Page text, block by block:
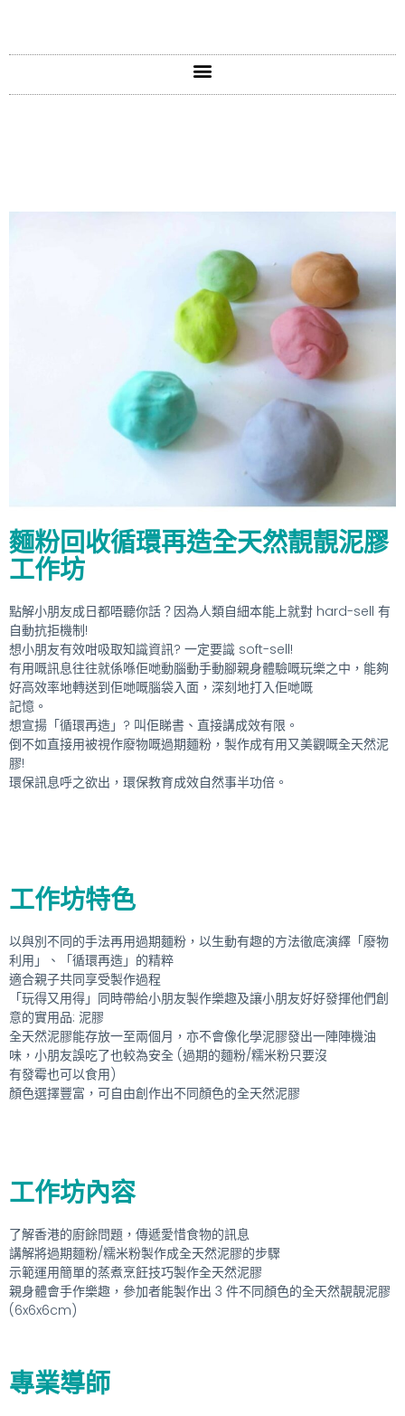
麵粉回收循環再造全天然靚靚泥膠
工作坊
點解小朋友成日都唔聽你話？因為人類自細本能上就對 hard-sell 有
自動抗拒機制!
想小朋友有效咁吸取知識資訊? 一定要識 soft-sell!
有用嘅訊息往往就係喺佢哋動腦動手動腳親身體驗嘅玩樂之中，能夠
好高效率地轉送到佢哋嘅腦袋入面，深刻地打入佢哋嘅
記憶。
想宣揚「循環再造」? 叫佢睇書、直接講成效有限。
倒不如直接用被視作廢物嘅過期麵粉，製作成有用又美觀嘅全天然泥
膠!
環保訊息呼之欲出，環保教育成效自然事半功倍。
工作坊特色
以與別不同的手法再用過期麵粉，以生動有趣的方法徹底演繹「廢物
利用」、「循環再造」的精粹
適合親子共同享受製作過程
「玩得又用得」同時帶給小朋友製作樂趣及讓小朋友好好發揮他們創
意的實用品: 泥膠
全天然泥膠能存放一至兩個月，亦不會像化學泥膠發出一陣陣機油
味，小朋友誤吃了也較為安全 (過期的麵粉/糯米粉只要沒
有發霉也可以食用)
顏色選擇豐富，可自由創作出不同顏色的全天然泥膠
工作坊內容
了解香港的廚餘問題，傳遞愛惜食物的訊息
講解將過期麵粉/糯米粉製作成全天然泥膠的步驟
示範運用簡單的蒸煮烹飪技巧製作全天然泥膠
親身體會手作樂趣，參加者能製作出 3 件不同顏色的全天然靚靚泥膠
(6x6x6cm)
專業導師